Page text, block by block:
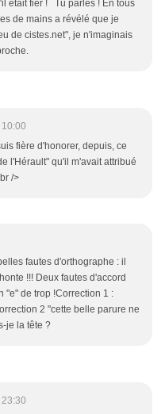
était fier ! Tu parles ! En tous
de mains a révélé que je
de cistes.net", je n'imaginais
fière d'honorer, depuis, ce
l'Hérault" qu'il m'avait attribué
/>
fautes d'orthographe : il
!!! Deux fautes d'accord
"e" de trop !Correction 1 :
2 "cette belle parure ne
je la tête ?